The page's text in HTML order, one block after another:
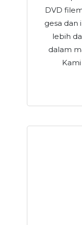
DVD
gesa dan
lebih
dalam